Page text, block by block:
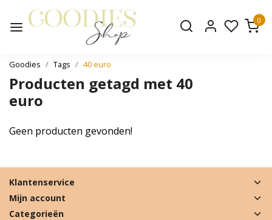
0
Goodies Tags 40 euro
Producten getagd met 40
euro
Geen producten gevonden!
Klantenservice
Mijn account
Categorieën